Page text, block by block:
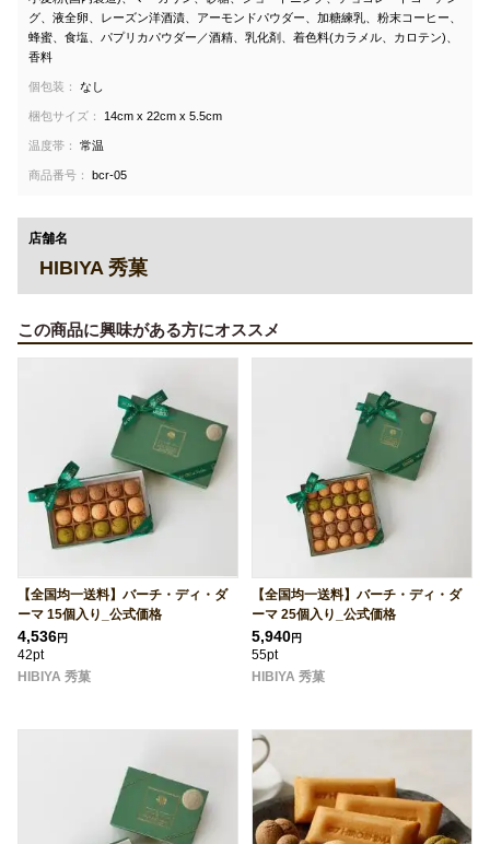
グ、液全卵、レーズン洋酒漬、アーモンドパウダー、加糖練乳、粉末コーヒー、
蜂蜜、食塩、パプリカパウダー／酒精、乳化剤、着色料(カラメル、カロテン)、
香料
個包装： なし
梱包サイズ： 14cm x 22cm x 5.5cm
温度帯： 常温
商品番号： bcr-05
店舗名
HIBIYA 秀菓
この商品に興味がある方にオススメ
【全国均一送料】バーチ・ディ・ダ
ーマ 15個入り_公式価格
4,536円
42pt
HIBIYA 秀菓
【全国均一送料】バーチ・ディ・ダ
ーマ 25個入り_公式価格
5,940円
55pt
HIBIYA 秀菓